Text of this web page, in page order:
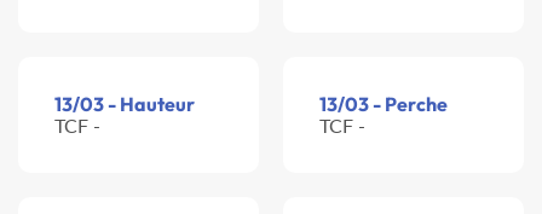
13/03 - Hauteur
TCF -
13/03 - Perche
TCF -